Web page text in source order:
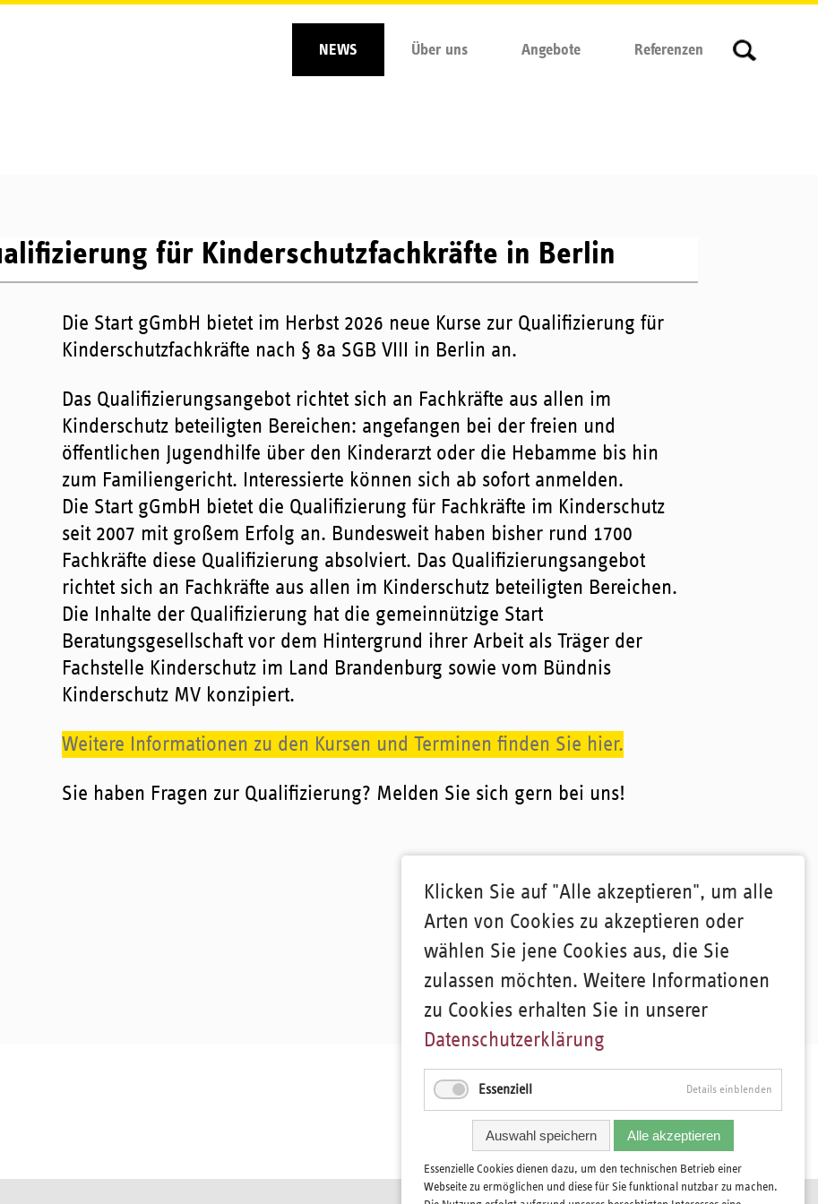
NEWS Über uns Angebote Referenzen
für Kinderschutzfachkräfte in Berlin
Die Start gGmbH bietet im Herbst 2026 neue Kurse zur Qualifizierung für
Kinderschutzfachkräfte nach § 8a SGB VIII in Berlin an.
Das Qualifizierungsangebot richtet sich an Fachkräfte aus allen im
Kinderschutz beteiligten Bereichen: angefangen bei der freien und
öffentlichen Jugendhilfe über den Kinderarzt oder die Hebamme bis hin
zum Familiengericht. Interessierte können sich ab sofort anmelden.
Die Start gGmbH bietet die Qualifizierung für Fachkräfte im Kinderschutz
seit 2007 mit großem Erfolg an. Bundesweit haben bisher rund 1700
Fachkräfte diese Qualifizierung absolviert. Das Qualifizierungsangebot
richtet sich an Fachkräfte aus allen im Kinderschutz beteiligten Bereichen.
Die Inhalte der Qualifizierung hat die gemeinnützige Start
Beratungsgesellschaft vor dem Hintergrund ihrer Arbeit als Träger der
Fachstelle Kinderschutz im Land Brandenburg sowie vom Bündnis
Kinderschutz MV konzipiert.
Weitere Informationen zu den Kursen und Terminen finden Sie hier.
Sie haben Fragen zur Qualifizierung? Melden Sie sich gern bei uns!
Klicken Sie auf "Alle akzeptieren", um alle
Arten von Cookies zu akzeptieren oder
wählen Sie jene Cookies aus, die Sie
zulassen möchten. Weitere Informationen
zu Cookies erhalten Sie in unserer
Datenschutzerklärung
Essenziell Details einblenden
Auswahl speichern Alle akzeptieren
Essenzielle Cookies dienen dazu, um den technischen Betrieb einer
Webseite zu ermöglichen und diese für Sie funktional nutzbar zu machen.